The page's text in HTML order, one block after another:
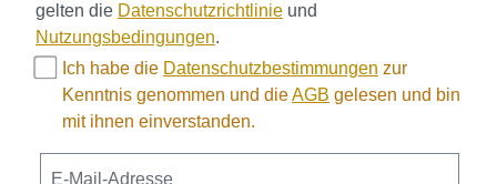
gelten die Datenschutzrichtlinie und
Nutzungsbedingungen.
Ich habe die Datenschutzbestimmungen zur
Kenntnis genommen und dieAGB gelesen und bin
mit ihnen einverstanden.